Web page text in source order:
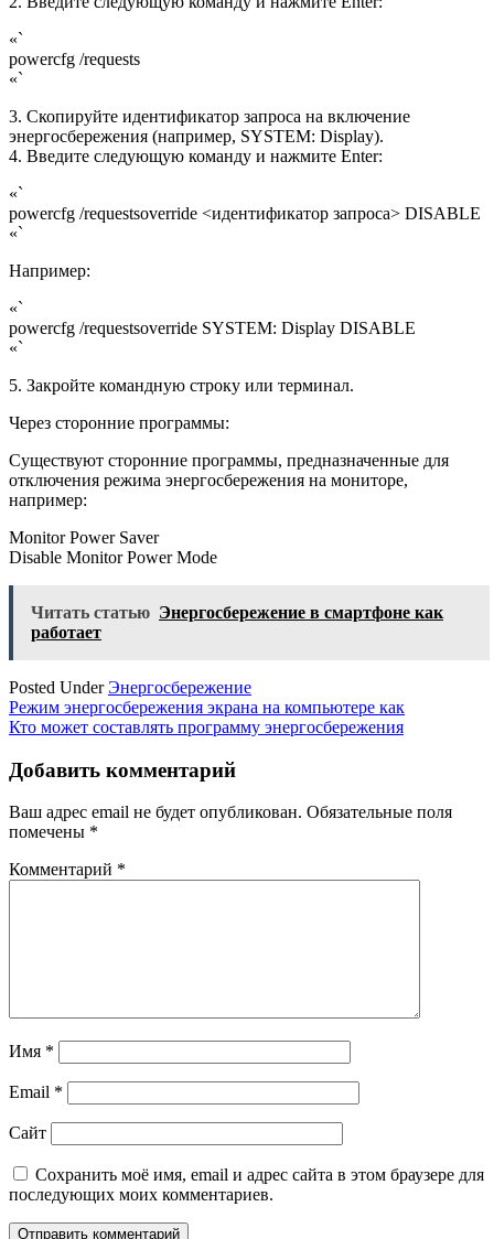
«`
powercfg /requests
«`
3. Скопируйте идентификатор запроса на включение
энергосбережения (например, SYSTEM: Display).
4. Введите следующую команду и нажмите Enter:
«`
powercfg /requestsoverride <идентификатор запроса> DISABLE
«`
Например:
«`
powercfg /requestsoverride SYSTEM: Display DISABLE
«`
5. Закройте командную строку или терминал.
Через сторонние программы:
Существуют сторонние программы, предназначенные для
отключения режима энергосбережения на мониторе,
например:
Monitor Power Saver
Disable Monitor Power Mode
Читать статью Энергосбережение в смартфоне как
работает
Posted UnderЭнергосбережение
Навигация
по
записям
Режим энергосбережения экрана на компьютере как
Кто может составлять программу энергосбережения
Добавить комментарий
Ваш адрес email не будет опубликован. Обязательные поля
помечены *
Комментарий *
Имя *
Email *
Сайт
Сохранить моё имя, email и адрес сайта в этом браузере для
последующих моих комментариев.